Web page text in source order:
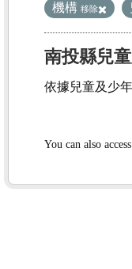
機構 移除
南投縣兒
依據兒童及少
You can also